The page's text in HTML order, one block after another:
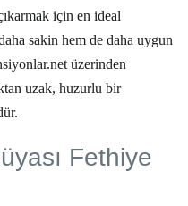
için en ideal
sakin hem de daha uygun
üzerinden
uzak, huzurlu bir
Fethiye